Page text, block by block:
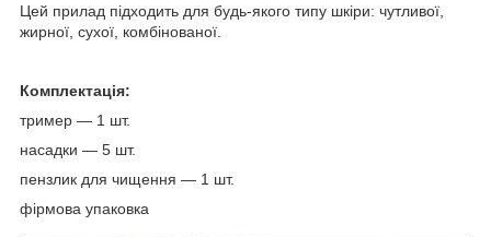
Цей прилад підходить для будь-якого типу шкіри: чутливої,
жирної, сухої, комбінованої.
Комплектація:
тример — 1 шт.
насадки — 5 шт.
пензлик для чищення — 1 шт.
фірмова упаковка